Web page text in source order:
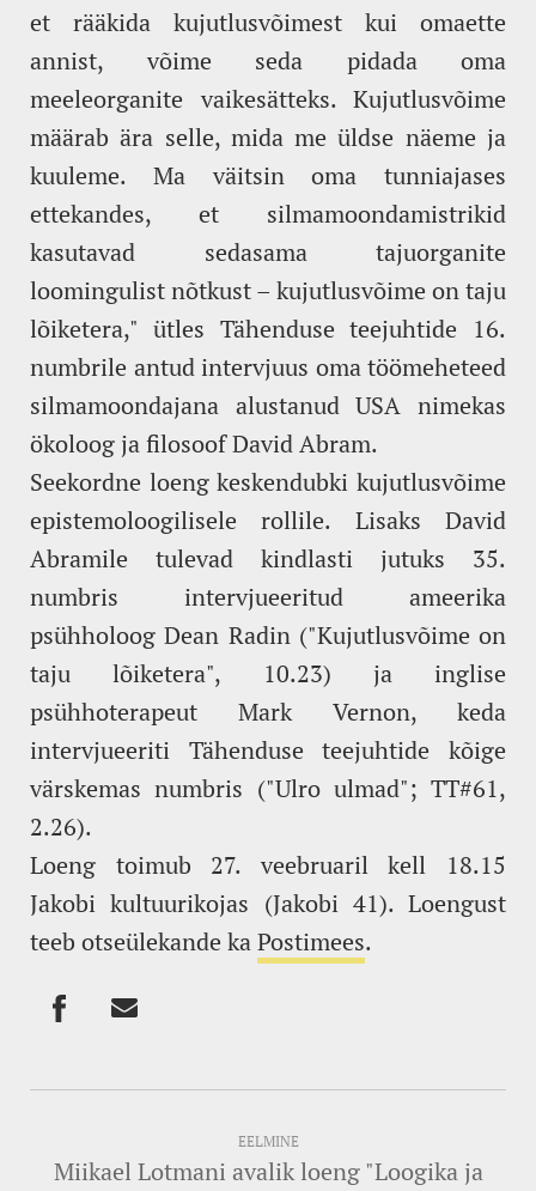
et rääkida kujutlusvõimest kui omaette
annist, võime seda pidada oma
meeleorganite vaikesätteks. Kujutlusvõime
määrab ära selle, mida me üldse näeme ja
kuuleme. Ma väitsin oma tunniajases
ettekandes, et silmamoondamistrikid
kasutavad sedasama tajuorganite
loomingulist nõtkust – kujutlusvõime on taju
lõiketera," ütles Tähenduse teejuhtide 16.
numbrile antud intervjuus oma töömeheteed
silmamoondajana alustanud USA nimekas
ökoloog ja filosoof David Abram.
Seekordne loeng keskendubki kujutlusvõime
epistemoloogilisele rollile. Lisaks David
Abramile tulevad kindlasti jutuks 35.
numbris intervjueeritud ameerika
psühholoog Dean Radin ("Kujutlusvõime on
taju lõiketera", 10.23) ja inglise
psühhoterapeut Mark Vernon, keda
intervjueeriti Tähenduse teejuhtide kõige
värskemas numbris ("Ulro ulmad"; TT#61,
2.26).
Loeng toimub 27. veebruaril kell 18.15
Jakobi kultuurikojas (Jakobi 41). Loengust
teeb otseülekande kaPostimees.
EELMINE
Miikael Lotmani avalik loeng "Loogika ja